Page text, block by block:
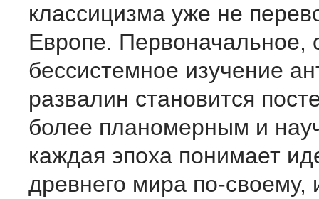
классицизма уже не
Европе. Первоначальное,
бессистемное изучение
развалин становится
более планомерным и
каждая эпоха понимает
древнего мира по-своему,